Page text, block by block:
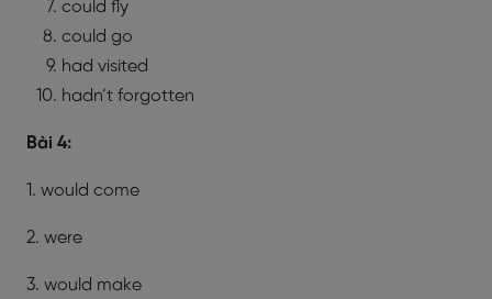
could fly
could go
had visited
hadn’t forgotten
Bài 4:
1. would come
2. were
3. would make